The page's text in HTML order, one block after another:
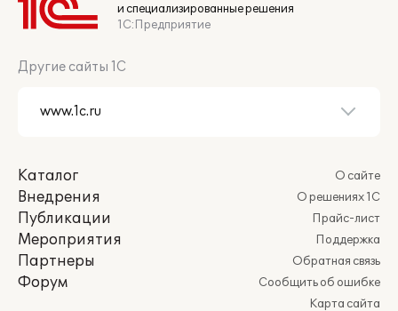
и специализированные решения
1С:Предприятие
Другие сайты 1С
Каталог
Внедрения
Публикации
Мероприятия
Партнеры
Форум
О сайте
О решениях 1С
Прайс-лист
Поддержка
Обратная связь
Сообщить об ошибке
Карта сайта